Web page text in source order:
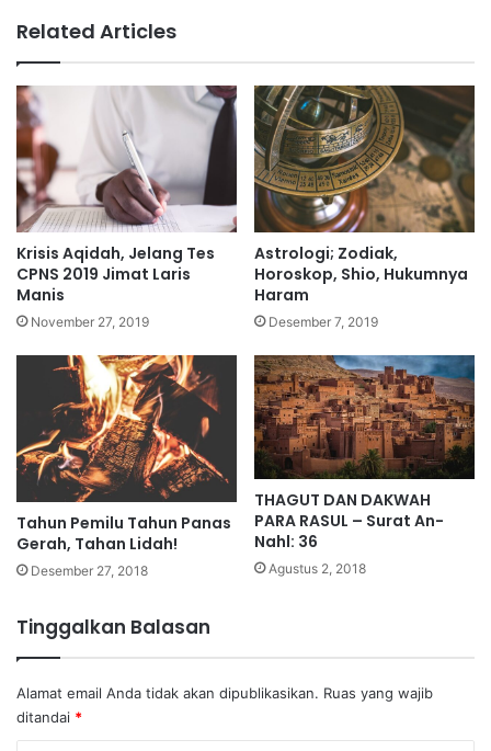
Related Articles
Krisis Aqidah, Jelang Tes
CPNS 2019 Jimat Laris
Manis
November 27, 2019
Astrologi; Zodiak,
Horoskop, Shio, Hukumnya
Haram
Desember 7, 2019
Tahun Pemilu Tahun Panas
Gerah, Tahan Lidah!
Desember 27, 2018
THAGUT DAN DAKWAH
PARA RASUL – Surat An-
Nahl: 36
Agustus 2, 2018
Tinggalkan Balasan
Alamat email Anda tidak akan dipublikasikan. Ruas yang wajib
ditandai *